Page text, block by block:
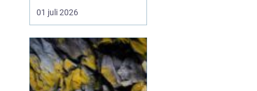
många fördelar. Du får
lägre elkostnader,
klimatpåverkan och gör
din fastighet mer
attraktiv. Samtidigt finns
01 juli 2026